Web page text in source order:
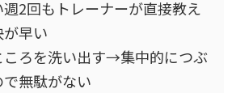
週2回もトレーナーが直接教え
早い
ころを洗い出す→集中的につぶ
無駄がない